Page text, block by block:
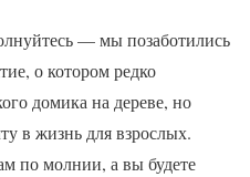
— мы позаботились
о котором редко
домика на дереве, но
в жизнь для взрослых.
по молнии, а вы будете